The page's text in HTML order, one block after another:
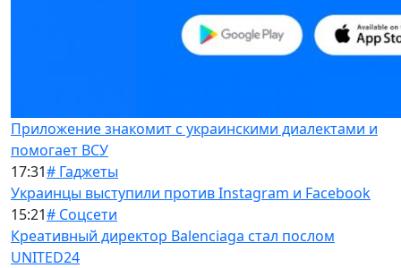
Приложение знакомит с украинскими диалектами и
помогает ВСУ
17:31# Гаджеты
Украинцы выступили против Instagram и Facebook
15:21# Соцсети
Креативный директор Balenciaga стал послом
UNITED24